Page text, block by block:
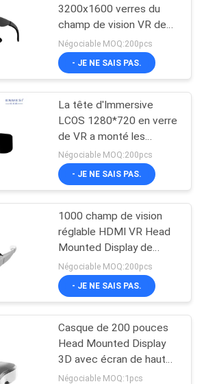
3D visuels
de VR Smart
micro
101
3200x1600 verres du
champ de vision VR de
1000 pouces 68° avec
HDMI
Négociable MOQ:200pcs
- JE NE SAIS PAS.
La tête d'Immersive
LCOS 1280*720 en verre
de VR a monté les
affichages 3D
Négociable MOQ:200pcs
- JE NE SAIS PAS.
1000 champ de vision
réglable HDMI VR Head
Mounted Display de
pouce 68°
Négociable MOQ:200pcs
- JE NE SAIS PAS.
Casque de 200 pouces
Head Mounted Display
3D avec écran de haute
résolution de HDMI le
Négociable MOQ:1pcs